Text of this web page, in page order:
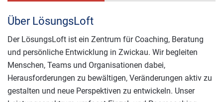
Über LösungsLoft
Der LösungsLoft ist ein Zentrum für Coaching, Beratung
und persönliche Entwicklung in Zwickau. Wir begleiten
Menschen, Teams und Organisationen dabei,
Herausforderungen zu bewältigen, Veränderungen aktiv zu
gestalten und neue Perspektiven zu entwickeln. Unser